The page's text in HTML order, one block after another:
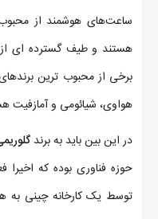
ساعت‌های هوشمند از
هستند و طیف گسترده ‌ای
برخی از محبوب ‌ترین
هواوی، شیائومی و آمازفیت
در این بین باید به برند
حوزه فناوری بوده که اخیرا